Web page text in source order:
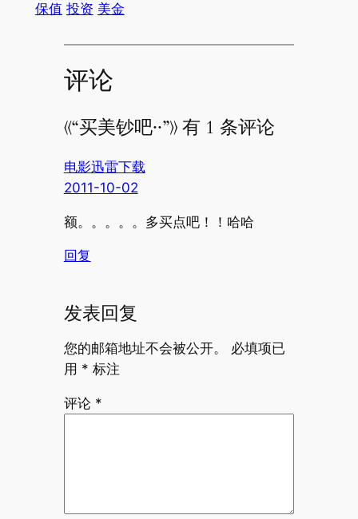
保值 投资 美金
评论
《“买美钞吧··”》 有 1 条评论
电影迅雷下载
2011-10-02
额。。。。。多买点吧！！哈哈
回复
发表回复
您的邮箱地址不会被公开。
必填项已
用 * 标注
评论 *